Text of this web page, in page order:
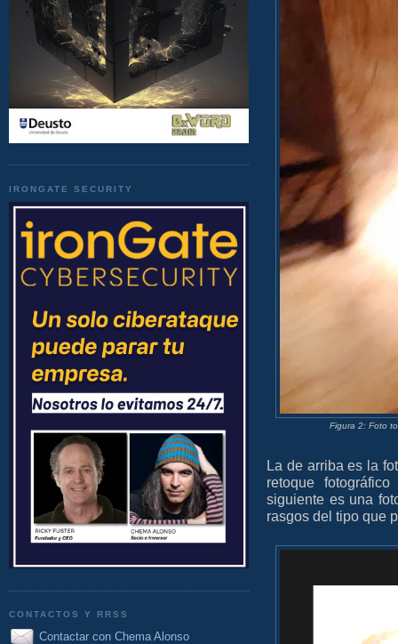
IRONGATE SECURITY
CONTACTOS Y RRSS
Contactar con Chema Alonso
Figura 2: Foto
La de arriba es la
retoque
siguiente es una
rasgos del tipo que